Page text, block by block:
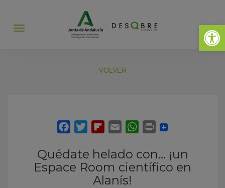
Abrir
Abrir
VOLVER
Quédate helado con… ¡un
Espace Room científico en
Alanís!